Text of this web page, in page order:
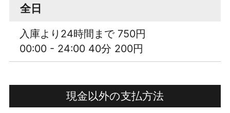
全日
入庫より24時間まで 750円
00:00 - 24:00 40分 200円
現金以外の支払方法